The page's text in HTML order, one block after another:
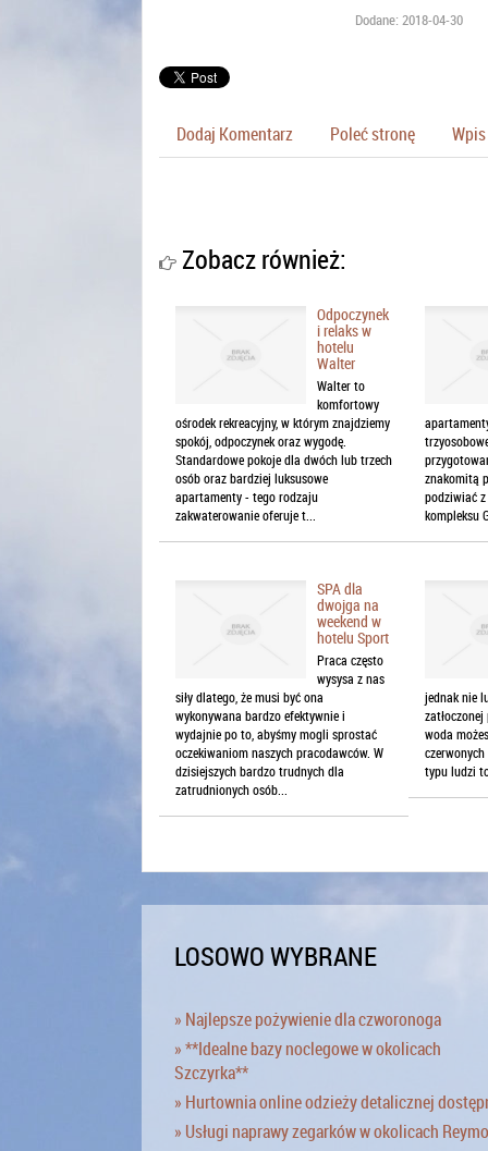
Dodane: 2018-04-30
Dodaj Komentarz Poleć stronę
Zobacz również:
Odpoczynek
i relaks w
hotelu
Walter
Walter to
komfortowy
ośrodek rekreacyjny, w którym znajdziemy
spokój, odpoczynek oraz wygodę.
Standardowe pokoje dla dwóch lub trzech
osób oraz bardziej luksusowe
apartamenty - tego rodzaju
zakwaterowanie oferuje t...
znakomitą
podziwiać
kompleksu
SPA dla
dwojga na
weekend w
hotelu Sport
Praca często
wysysa z nas
siły dlatego, że musi być ona
wykonywana bardzo efektywnie i
wydajnie po to, abyśmy mogli sprostać
oczekiwaniom naszych pracodawców. W
dzisiejszych bardzo trudnych dla
zatrudnionych osób...
jednak nie
woda
typu ludzi
LOSOWO WYBRANE
» Najlepsze pożywienie dla czworonoga
» **Idealne bazy noclegowe w okolicach
Szczyrka**
» Hurtownia online odzieży detalicznej
» Usługi naprawy zegarków w okolicach